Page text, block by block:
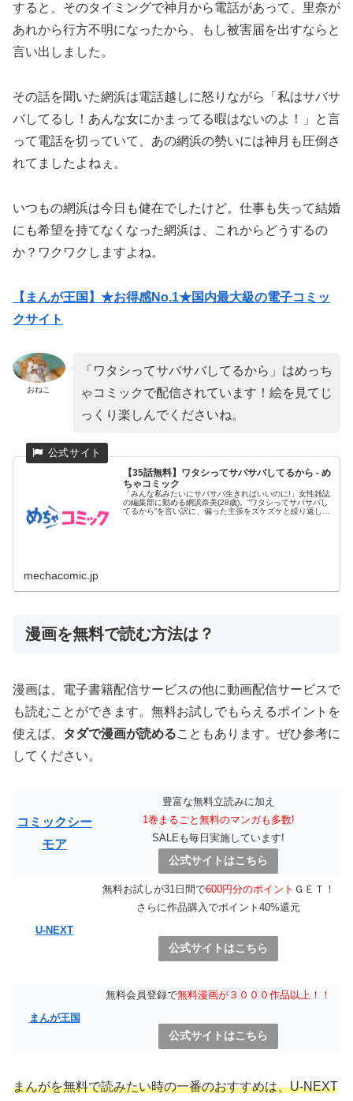
すると、そのタイミングで神月から電話があって、里奈が
あれから行方不明になったから、もし被害届を出すならと
言い出しました。
その話を聞いた網浜は電話越しに怒りながら「私はサバサ
バしてるし！あんな女にかまってる暇はないのよ！」と言
って電話を切っていて、あの網浜の勢いには神月も圧倒さ
れてましたよねぇ。
いつもの網浜は今日も健在でしたけど。仕事も失って結婚
にも希望を持てなくなった網浜は、これからどうするの
か？ワクワクしますよね。
【まんが王国】★お得感No.1★国内最大級の電子コミッ
クサイト
おねこ
「ワタシってサバサバしてるから」はめっち
ゃコミックで配信されています！絵を見てじ
っくり楽しんでくださいね。
【35話無料】ワタシってサバサバしてるから - め
ちゃコミック
「みんな私みたいにサバサバ生きればいいのに!」女性雑誌
の編集部に勤める網浜奈美(28歳)。“ワタシってサバサバし
てるから”を言い訳に、偏った主張をズケズケと繰り返し、
mechacomic.jp
漫画を無料で読む方法は？
漫画は、電子書籍配信サービスの他に動画配信サービスで
も読むことができます。無料お試しでもらえるポイントを
使えば、 タダで漫画が読めることもあります。ぜひ参考に
してください。
コミックシー
モア
豊富な無料立読みに加え
1巻まるごと無料のマンガも多数!
SALEも毎日実施しています!
公式サイトはこちら
U-NEXT
無料お試しが31日間で600円分のポイント ＧＥＴ！
さらに作品購入でポイント40%還元
公式サイトはこちら
まんが王国
無料会員登録で無料漫画が３０００作品以上！！
公式サイトはこちら
まんがを無料で読みたい時の一番のおすすめは、U-NEXT